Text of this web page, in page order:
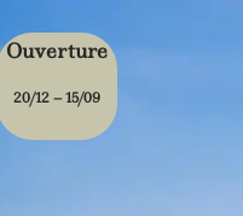
Ouverture
20/12 – 15/09